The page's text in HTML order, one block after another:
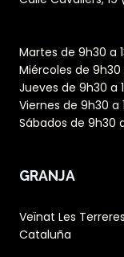
Martes de 9h30 a
Miércoles de 9h30
Jueves de 9h30 a
Viernes de 9h30 a
Sábados de 9h30
GRANJA
Veïnat Les
Cataluña